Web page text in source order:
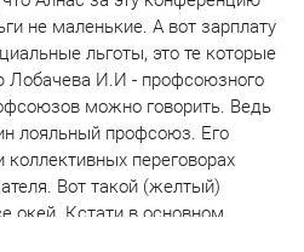
не маленькие. А вот зарплату
льготы, это те которые
Лобачева И.И - профсоюзного
можно говорить. Ведь
лояльный профсоюз. Его
переговорах
Вот такой (желтый)
окей. Кстати в основном
и борятся с Лобачевым